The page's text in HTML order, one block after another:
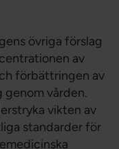
övriga förslag
av
förbättringen av
genom vården.
vikten av
standarder för